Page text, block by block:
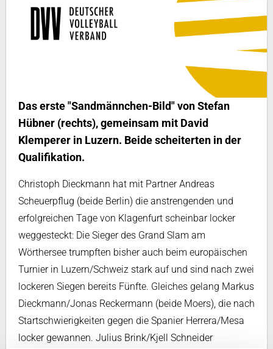
Das erste "Sandmännchen-Bild" von Stefan
Hübner (rechts), gemeinsam mit David
Klemperer in Luzern. Beide scheiterten in der
Qualifikation.
Christoph Dieckmann hat mit Partner Andreas
Scheuerpflug (beide Berlin) die anstrengenden und
erfolgreichen Tage von Klagenfurt scheinbar locker
weggesteckt: Die Sieger des Grand Slam am
Wörthersee trumpften bisher auch beim europäischen
Turnier in Luzern/Schweiz stark auf und sind nach zwei
lockeren Siegen bereits Fünfte. Gleiches gelang Markus
Dieckmann/Jonas Reckermann (beide Moers), die nach
Startschwierigkeiten gegen die Spanier Herrera/Mesa
locker gewannen. Julius Brink/Kjell Schneider